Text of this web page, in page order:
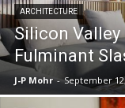
ARCHITECTURE
Silicon
Fulminant
J-P Mohr - September